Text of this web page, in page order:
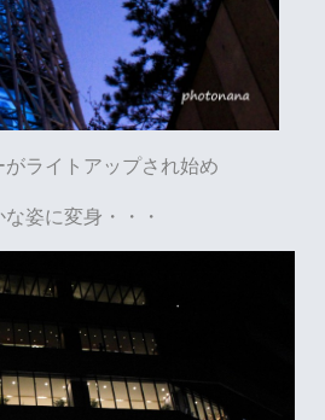
がライトアップされ始め
姿に変身・・・